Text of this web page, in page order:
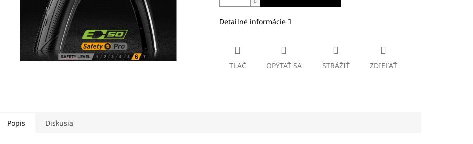
Detailné informácie
TLAČ OPÝTAŤ SA STRÁŽIŤ ZDIEĽAŤ
Popis Diskusia